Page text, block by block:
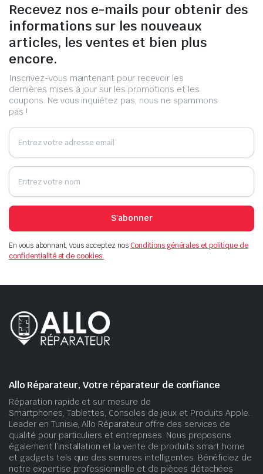
Recevez nos e-mails pour obtenir des
informations sur les nouveaux
articles, les ventes et bien plus
encore.
Inscrivez-vous maintenant pour recevoir les
dernières mises à jour sur les promotions et les
coupons. Ne vous inquiétez pas, nous ne spammons
pas !
S'abonner
En vous abonnant, vous acceptez nosConditions générales et politique de
confidentialité et de cookies.
Allo Réparateur, Votre réparateur de confiance
Réparation rapide et sur mesure de
Smartphones, Tablettes, Consoles de jeux et Produits Apple.
Leader en Tunisie, Allo Réparateur offre des services de
qualité pour particuliers et entreprises. Nous proposons
également l’installation et la vente de produits smart home
et gadgets tels que des serrures intelligentes. Bénéficiez de
notre expertise professionnelle et de pièces détachées